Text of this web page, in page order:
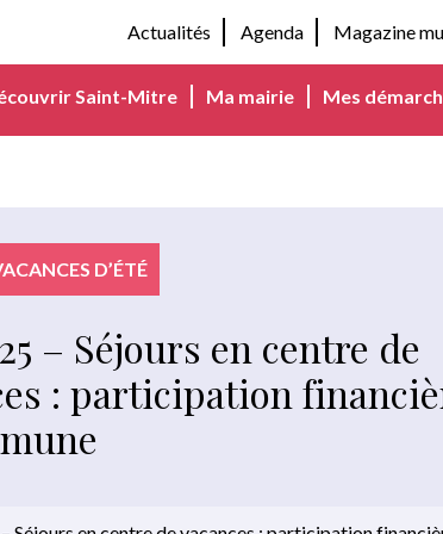
Actualités Agenda Magazine
Saint-Mitre Ma mairie Mes
D’ÉTÉ
– Séjours en centre de
: participation